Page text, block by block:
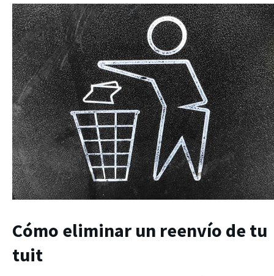
Cómo eliminar un reenvío de tu
tuit